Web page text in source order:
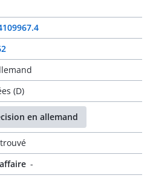
(D)
en allemand
-